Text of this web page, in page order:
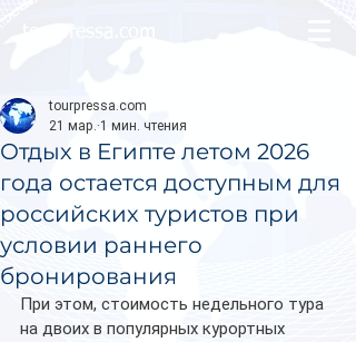
Отдых в Египте летом 2026
года остается доступным для
российских туристов при
условии раннего
бронирования
tourpressa.com
21 мар. 1 мин. чтения
При этом, стоимость недельного тура
на двоих в популярных курортных